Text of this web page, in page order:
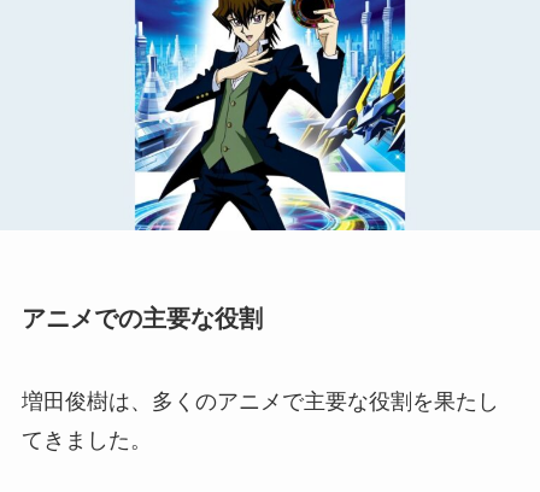
アニメでの主要な役割
増田俊樹は、多くのアニメで主要な役割を果たし
てきました。